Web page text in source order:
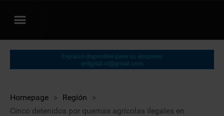
Homepage > Región
>
Cinco detenidos por quemas agrícolas ilegales en